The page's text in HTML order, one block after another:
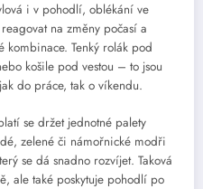
i v pohodlí, oblékání ve
na změny počasí a
kombinace. Tenký rolák pod
košile pod vestou – to jsou
do práce, tak o víkendu.
se držet jednotné palety
zelené či námořnické modři
se dá snadno rozvíjet. Taková
ale také poskytuje pohodlí po